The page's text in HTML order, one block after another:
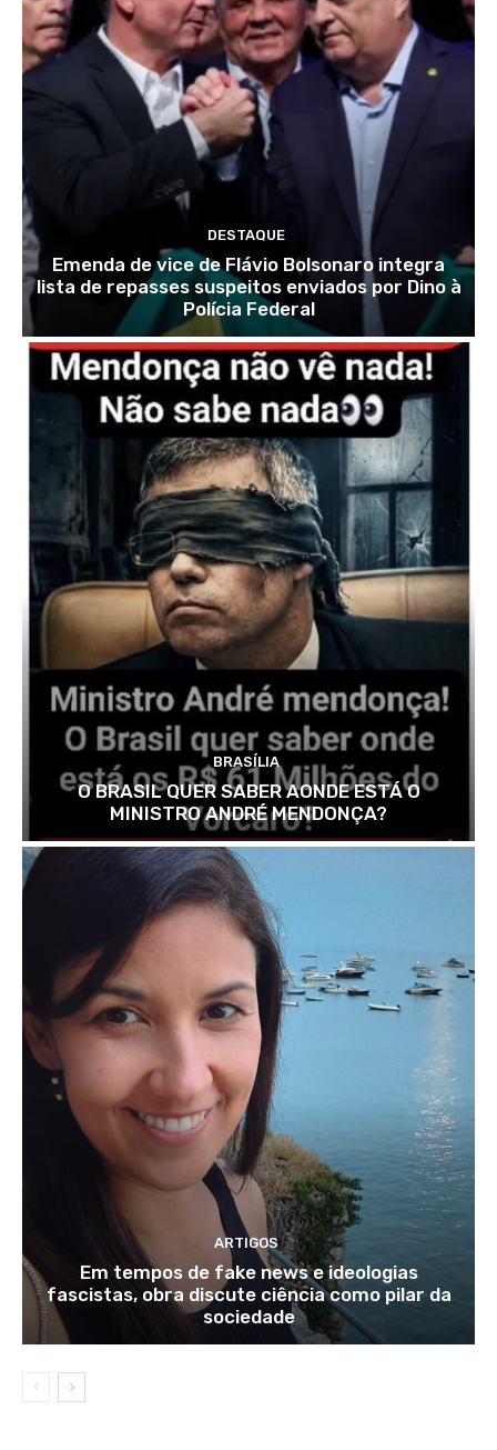
DESTAQUE
Emenda de vice de Flávio Bolsonaro integra
lista de repasses suspeitos enviados por Dino à
Polícia Federal
BRASÍLIA
O BRASIL QUER SABER AONDE ESTÁ O
MINISTRO ANDRÉ MENDONÇA?
ARTIGOS
Em tempos de fake news e ideologias
fascistas, obra discute ciência como pilar da
sociedade